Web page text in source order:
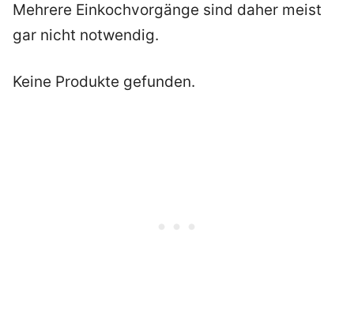
Mehrere Einkochvorgänge sind daher meist
gar nicht notwendig.
Keine Produkte gefunden.